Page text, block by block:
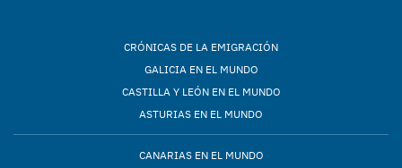
CRÓNICAS DE LA EMIGRACIÓN
GALICIA EN EL MUNDO
CASTILLA Y LEÓN EN EL MUNDO
ASTURIAS EN EL MUNDO
CANARIAS EN EL MUNDO